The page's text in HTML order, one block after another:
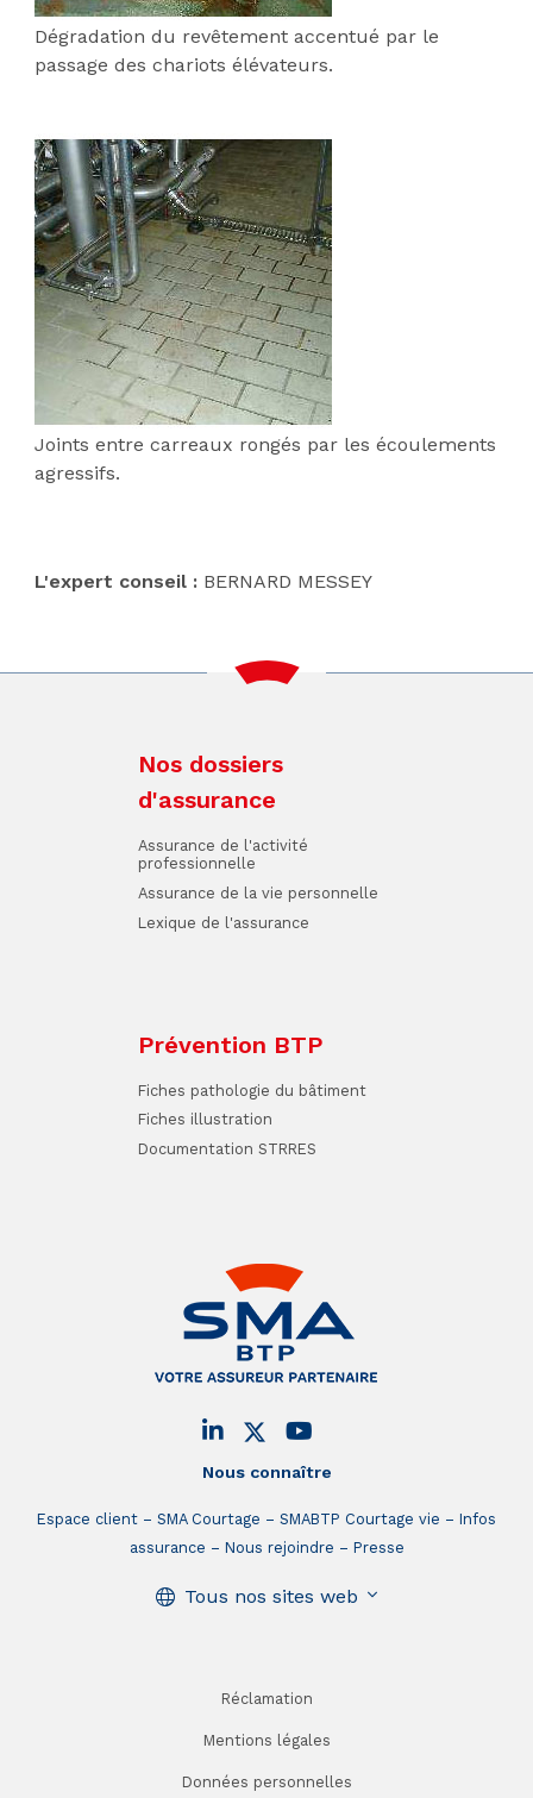
Dégradation du revêtement accentué par le
passage des chariots élévateurs.
Joints entre carreaux rongés par les écoulements
agressifs.
L'expert conseil : BERNARD MESSEY
Nous connaître
Espace client SMA Courtage SMABTP Courtage vie
Infos
assurance
Nous rejoindre Presse
Tous nos sites web
Nos dossiers
d'assurance
Assurance de l'activité
professionnelle
Assurance de la vie personnelle
Lexique de l'assurance
Prévention BTP
Fiches pathologie du bâtiment
Fiches illustration
Documentation STRRES
Réclamation
Mentions légales
Données personnelles